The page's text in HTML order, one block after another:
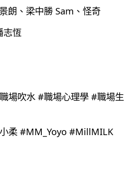
朗、梁中勝 Sam、怪奇
志恆
場吹水 #職場心理學 #職場生
柔 #MM_Yoyo #MillMILK